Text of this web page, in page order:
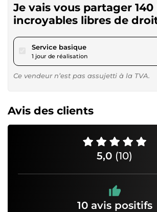
Je vais vous partager 140
incroyables libres de
Service basiquepour 17,34 $US
1 jour de réalisation
Ce vendeur n’est pas assujetti à la TVA.
Avis des clients
5,0 (10)
10 avis positifs